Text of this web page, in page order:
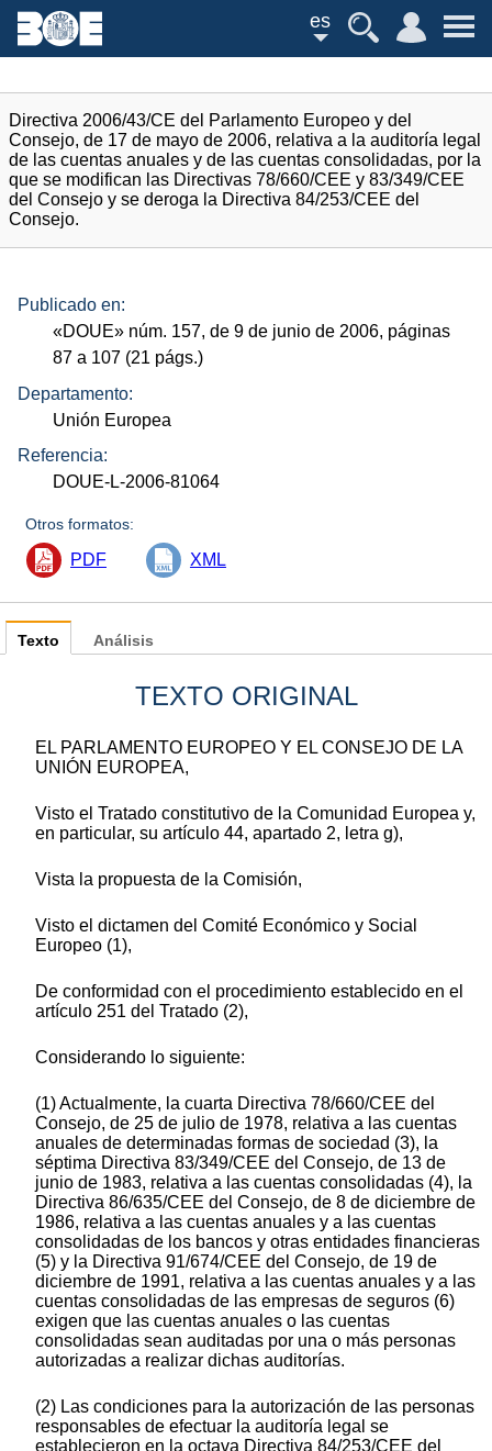
es
Directiva 2006/43/CE del Parlamento Europeo y del
Consejo, de 17 de mayo de 2006, relativa a la auditoría legal
de las cuentas anuales y de las cuentas consolidadas, por la
que se modifican las Directivas 78/660/CEE y 83/349/CEE
del Consejo y se deroga la Directiva 84/253/CEE del
Consejo.
Publicado en:
«DOUE» núm. 157, de 9 de junio de 2006, páginas
87 a 107 (21 págs.)
Departamento:
Unión Europea
Referencia:
DOUE-L-2006-81064
Otros formatos:
PDF XML
Texto
TEXTO ORIGINAL
EL PARLAMENTO EUROPEO Y EL CONSEJO DE LA
UNIÓN EUROPEA,
Visto el Tratado constitutivo de la Comunidad Europea y,
en particular, su artículo 44, apartado 2, letra g),
Vista la propuesta de la Comisión,
Visto el dictamen del Comité Económico y Social
Europeo (1),
De conformidad con el procedimiento establecido en el
artículo 251 del Tratado (2),
Considerando lo siguiente:
(1) Actualmente, la cuarta Directiva 78/660/CEE del
Consejo, de 25 de julio de 1978, relativa a las cuentas
anuales de determinadas formas de sociedad (3), la
séptima Directiva 83/349/CEE del Consejo, de 13 de
junio de 1983, relativa a las cuentas consolidadas (4), la
Directiva 86/635/CEE del Consejo, de 8 de diciembre de
1986, relativa a las cuentas anuales y a las cuentas
consolidadas de los bancos y otras entidades financieras
(5) y la Directiva 91/674/CEE del Consejo, de 19 de
diciembre de 1991, relativa a las cuentas anuales y a las
cuentas consolidadas de las empresas de seguros (6)
exigen que las cuentas anuales o las cuentas
consolidadas sean auditadas por una o más personas
autorizadas a realizar dichas auditorías.
(2) Las condiciones para la autorización de las personas
responsables de efectuar la auditoría legal se
establecieron en la octava Directiva 84/253/CEE del
Análisis